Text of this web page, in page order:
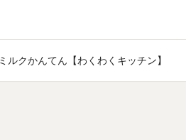
ルクかんてん【わくわくキッチン】